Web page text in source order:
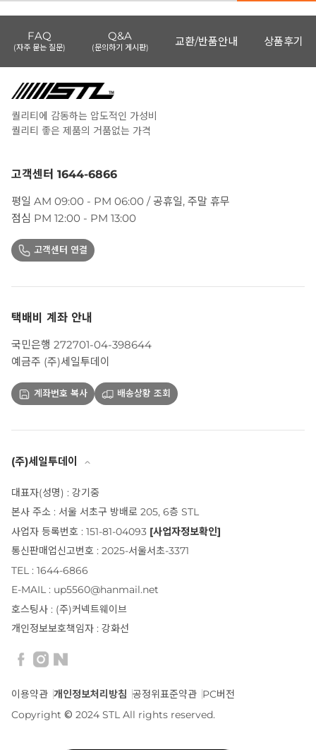
FAQ
(자주 묻는 질문)
Q&A
(문의하기 게시판) 교환/반품안내 상품후기
퀄리티에 감동하는 압도적인 가성비
퀄리티 좋은 제품의 거품없는 가격
고객센터 1644-6866
평일 AM 09:00 - PM 06:00 / 공휴일, 주말 휴무
점심 PM 12:00 - PM 13:00
고객센터 연결
택배비 계좌 안내
국민은행 272701-04-398644
예금주 (주)세일투데이
계좌번호 복사 배송상황 조회
(주)세일투데이
대표자(성명) : 강기중
본사 주소 : 서울 서초구 방배로 205, 6층 STL
사업자 등록번호 : 151-81-04093 [사업자정보확인]
통신판매업신고번호 : 2025-서울서초-3371
TEL : 1644-6866
E-MAIL : up5560@hanmail.net
호스팅사 : (주)커넥트웨이브
개인정보보호책임자 : 강화선
이용약관 개인정보처리방침 공정위표준약관 PC버전
Copyright © 2024 STL All rights reserved.